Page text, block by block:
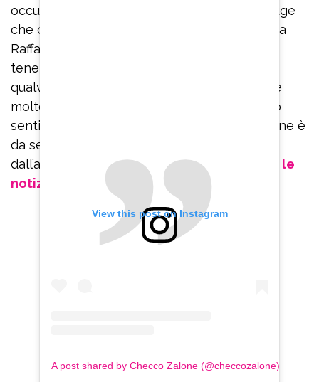
occupato, udite udite, dall’imitatrice più in auge
che ci sia in Italia in questo momento: Virginia
Raffaele. È un amore che hanno tentato di
tenere nascosto, ma sappiamo che, ogni
qualvolta lui venga a Roma, e questo accade
molto spesso, si vedono e consumano il loro
sentimento sempre più vivace. Checco Zalone è
da sempre ossessionato dal gossip e
dall’apparire sui giornali per quanto riguarda le
notizie sulla sua vita privata
View this post on Instagram
A post shared by Checco Zalone (@checcozalone)